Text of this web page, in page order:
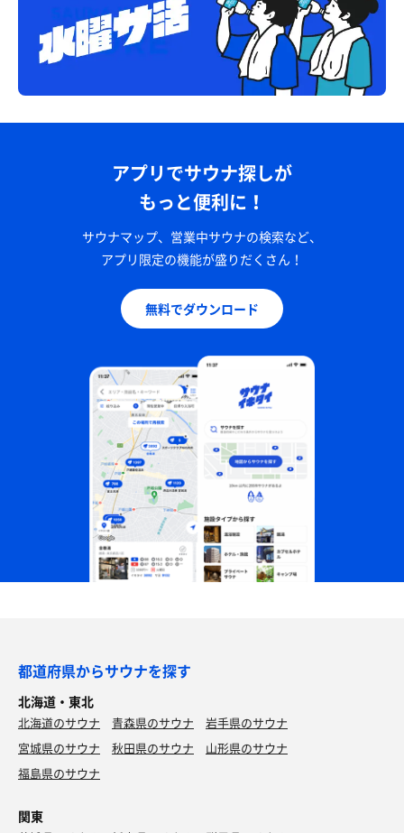
アプリでサウナ探しが
もっと便利に！
サウナマップ、営業中サウナの検索など、
アプリ限定の機能が盛りだくさん！
無料でダウンロード
都道府県からサウナを探す
北海道・東北
北海道のサウナ 青森県のサウナ
岩手県のサウナ
宮城県のサウナ
秋田県のサウナ
山形県のサウナ
福島県のサウナ
関東